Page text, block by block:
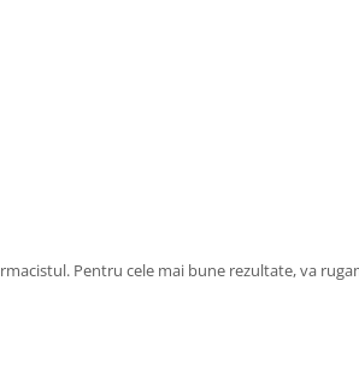
Pentru cele mai bune rezultate, va